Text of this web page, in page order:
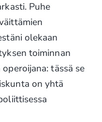
Puhe
olekaan
toiminnan
tässä se
on yhtä